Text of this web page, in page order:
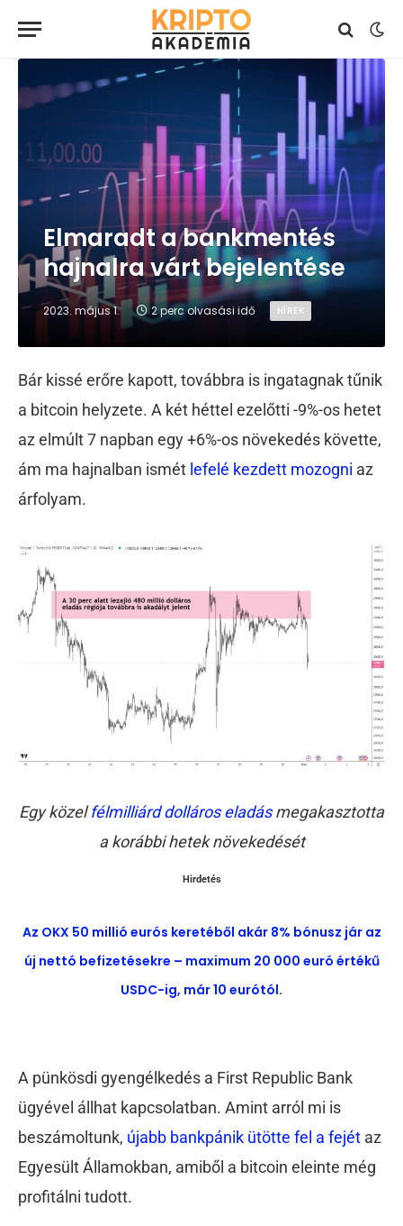
Elmaradt a bankmentés
hajnalra várt bejelentése
2023. május 1. 2 perc olvasási idő HÍREK
Bár kissé erőre kapott, továbbra is ingatagnak tűnik
a bitcoin helyzete. A két héttel ezelőtti -9%-os hetet
az elmúlt 7 napban egy +6%-os növekedés követte,
ám ma hajnalban ismét lefelé kezdett mozogni az
árfolyam.
Egy közelfélmilliárd dolláros eladásmegakasztotta
a korábbi hetek növekedését
Hirdetés
Az OKX 50 millió eurós keretéből akár 8% bónusz jár az
új nettó befizetésekre – maximum 20 000 euró értékű
USDC-ig, már 10 eurótól.
A pünkösdi gyengélkedés a First Republic Bank
ügyével állhat kapcsolatban. Amint arról mi is
beszámoltunk, újabb bankpánik ütötte fel a fejét az
Egyesült Államokban, amiből a bitcoin eleinte még
profitálni tudott.